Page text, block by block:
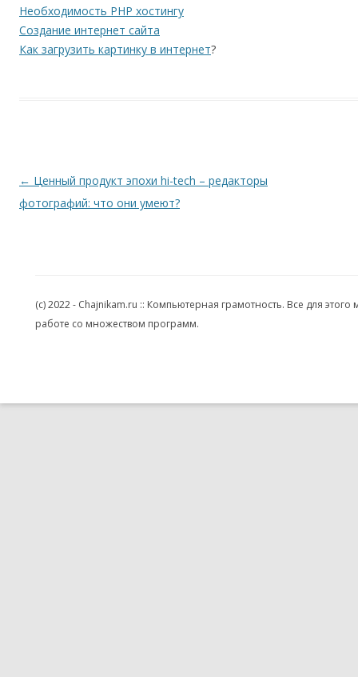
Необходимость PHP хостингу
Создание интернет сайта
Как загрузить картинку в интернет?
Навигация по записям
← Ценный продукт эпохи hi-tech – редакторы
фотографий: что они умеют?
(c) 2022 - Chajnikam.ru :: Компьютерная грамотность. Все для
работе со множеством программ.